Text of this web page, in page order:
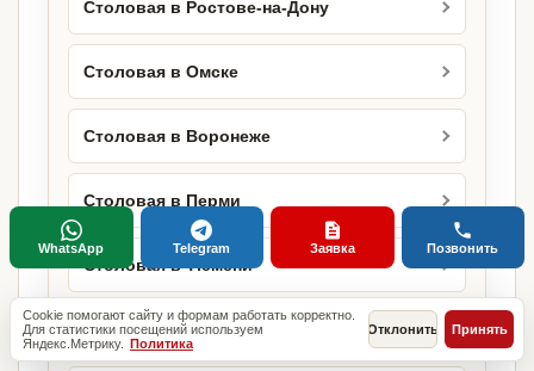
Столовая в Ростове-на-Дону
Столовая в Омске
Столовая в Воронеже
Столовая в Перми
Столовая в Тюмени
Столовая в Туле
Cookie помогают сайту и формам работать корректно.
Для статистики посещений используем
Яндекс.Метрику. Политика
Отклонить Принять
WhatsApp Telegram Заявка Позвонить